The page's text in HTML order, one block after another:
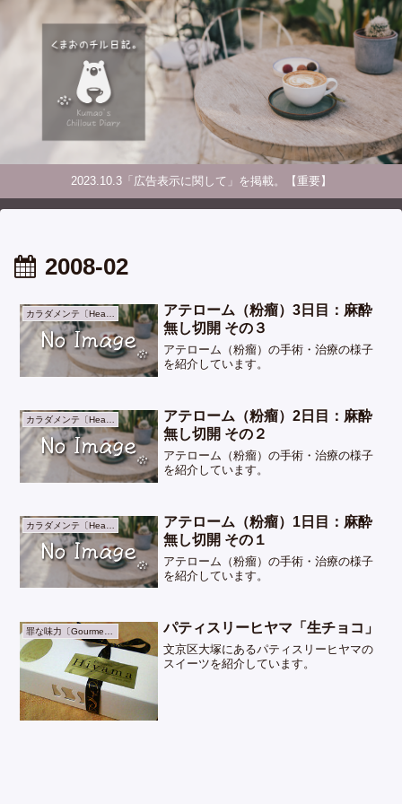
2023.10.3「広告表示に関して」を掲載。【重要】
2008-02
カラダメンテ〔Health〕
アテローム（粉瘤）3日目：麻酔
無し切開 その３
アテローム（粉瘤）の手術・治療の様子
を紹介しています。
カラダメンテ〔Health〕
アテローム（粉瘤）2日目：麻酔
無し切開 その２
アテローム（粉瘤）の手術・治療の様子
を紹介しています。
カラダメンテ〔Health〕
アテローム（粉瘤）1日目：麻酔
無し切開 その１
アテローム（粉瘤）の手術・治療の様子
を紹介しています。
罪な味力〔Gourmet〕 パティスリーヒヤマ「生チョコ」
文京区大塚にあるパティスリーヒヤマの
スイーツを紹介しています。